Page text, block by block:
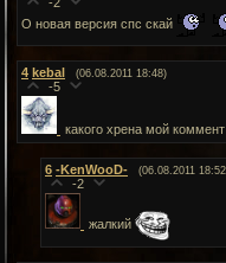
О новая версия спс скай
4 kebal (06.08.2011 18:48)
-5
какого хрена мой
6 -KenWooD- (06.08.2011
-2
жалкий